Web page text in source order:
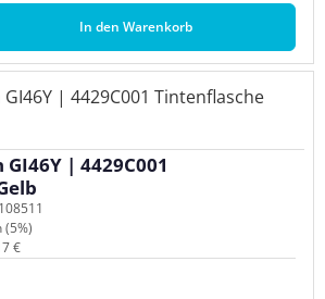
In den Warenkorb
| 4429C001
(5%)
€